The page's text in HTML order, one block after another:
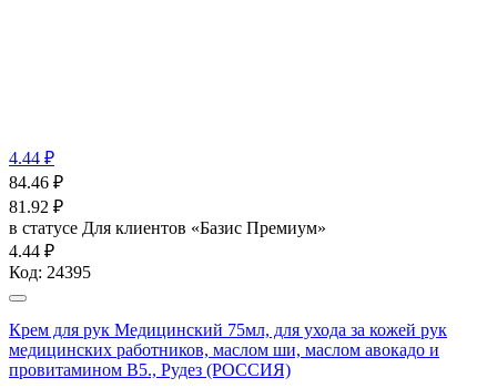
4.44 ₽
84.46 ₽
81.92 ₽
в статусе Для клиентов «Базис Премиум»
4.44 ₽
Код: 24395
Крем для рук Медицинский 75мл, для ухода за кожей рук
медицинских работников, маслом ши, маслом авокадо и
провитамином В5., Рудез (РОССИЯ)